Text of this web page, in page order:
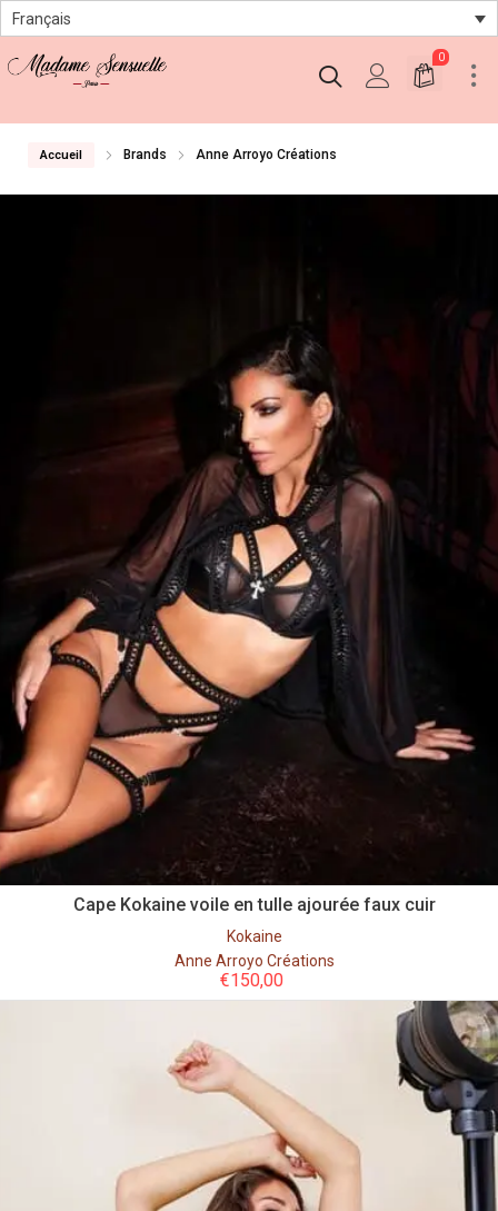
Français
0
Accueil Brands Anne Arroyo Créations
Cape Kokaine voile en tulle ajourée faux cuir
Kokaine
Anne Arroyo Créations
€150,00